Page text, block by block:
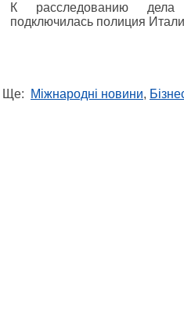
К расследованию
подключилась полиция
Ще: Міжнародні новини,